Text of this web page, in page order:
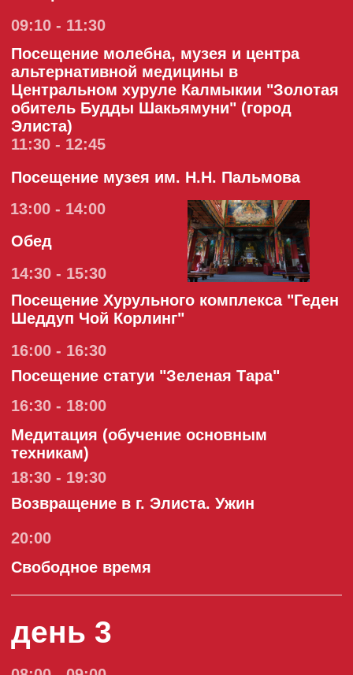
день 3
Завтрак
09:30 - 10:30
Посещнеие этнопарка "Церен". Экскурсия
"Старокалмыцкая письменность "Тодо
бичиг и мастер класс по "Тодо бичиг""
Обед
Дыхательная гимнастика
13:00 - 14:00
Посещение тур комплекса "Верблюжий
остров". Катание на верблюдах
14:30 - 16:00
Посещение центра тибетской медицины
16:00 - 18:00
18:30 - 19:30
20:00 - 21:00
08:00 - 09:00
день 4
Завтрак
11:30 - 12:30
08:00 - 09:00